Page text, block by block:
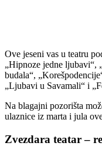
Ove jeseni vas u teatru
„Hipnoze jedne ljubavi“,
budala“,
„Ljubavi u Savamali“ i
Na blagajni pozorišta
ulaznice iz marta i jula
Zvezdara teatar –